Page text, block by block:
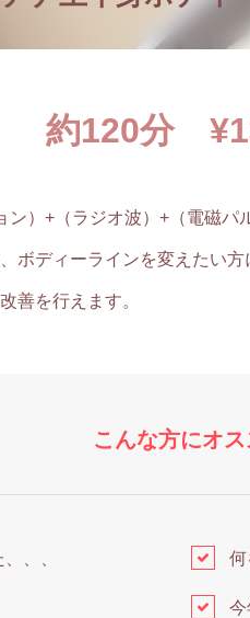
約120分
ン）+（ラジオ波）+（電磁パ
ボディーラインを変えたい方
善を行えます。
こんな方にオス
、、 何
今